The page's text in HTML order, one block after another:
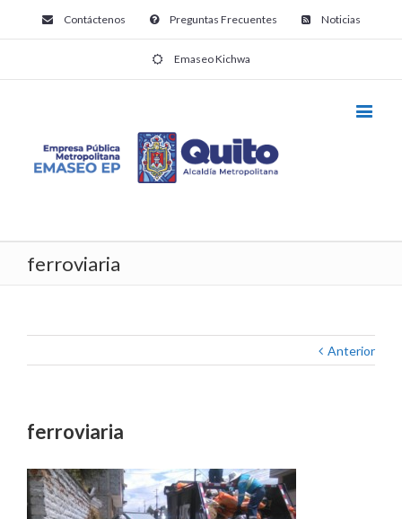
Contáctenos Preguntas Frecuentes Noticias
Emaseo Kichwa
ferroviaria
Anterior
ferroviaria